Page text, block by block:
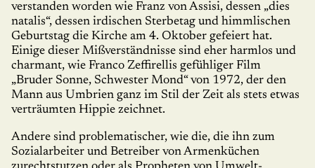
verstanden worden wie Franz von Assisi, dessen „dies
natalis“, dessen irdischen Ster­be­tag und himmlischen
Geburtstag die Kirche am 4. Oktober gefeiert hat.
Einige dieser Miß­ver­ständ­nis­se sind eher harm­los und
char­mant, wie Franco Zeffirellis gefühliger Film
„Bruder Sonne, Schwester Mond“ von 1972, der den
Mann aus Umbrien ganz im Stil der Zeit als stets etwas
verträum­ten Hippie zeich­net.
Andere sind problematischer, wie die, die ihn zum
Sozialarbeiter und Betreiber von Armenküchen